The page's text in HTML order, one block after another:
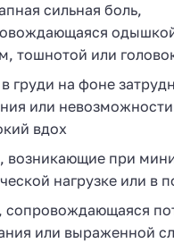
сильная боль,
тошнотой или
груди на фоне
или невозможности
вдох
возникающие при
нагрузке или в
сопровождающаяся
или выраженной